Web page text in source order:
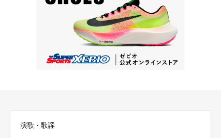
演歌・歌謡